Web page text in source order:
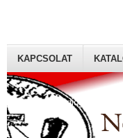
Rádiógyűjtők
KAPCSOLAT